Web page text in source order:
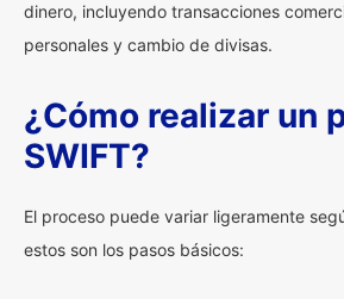
dinero, incluyendo transacciones
personales y cambio de divisas.
¿Cómo realizar un
SWIFT?
El proceso puede variar ligeramente
estos son los pasos básicos: